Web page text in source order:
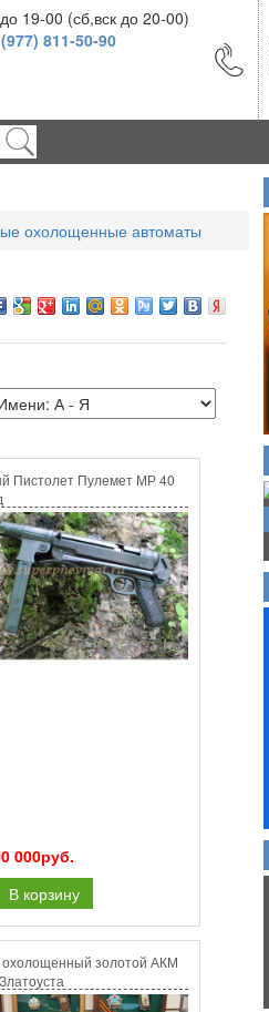
19-00 (сб,вск до 20-00)
811-50-90
охолощенные автоматы
Пистолет Пулемет МР 40
000руб.
В корзину
золотой АКМ